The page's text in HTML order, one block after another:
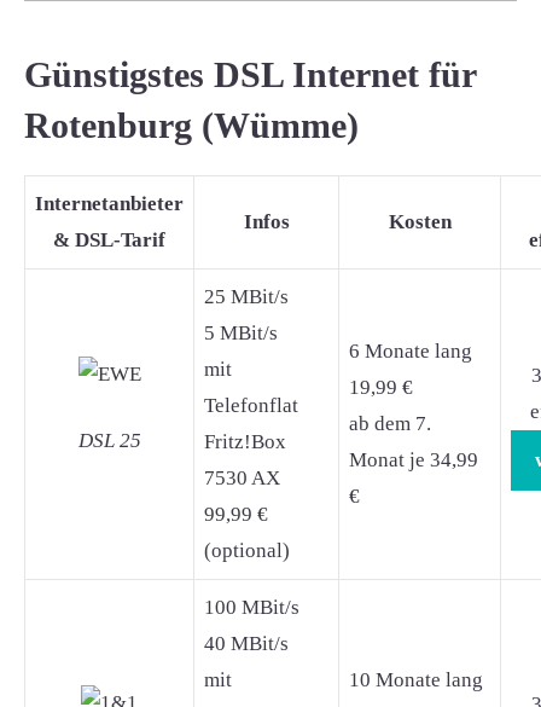
Günstigstes DSL Internet für
Rotenburg (Wümme)
Internetanbieter
& DSL-Tarif
Infos Kosten
DSL 25
25 MBit/s
5 MBit/s
mit
Telefonflat
Fritz!Box
7530 AX
99,99 €
(optional)
6 Monate lang
19,99 €
ab dem 7.
Monat je 34,99
€
100 MBit/s
40 MBit/s
mit
10 Monate lang